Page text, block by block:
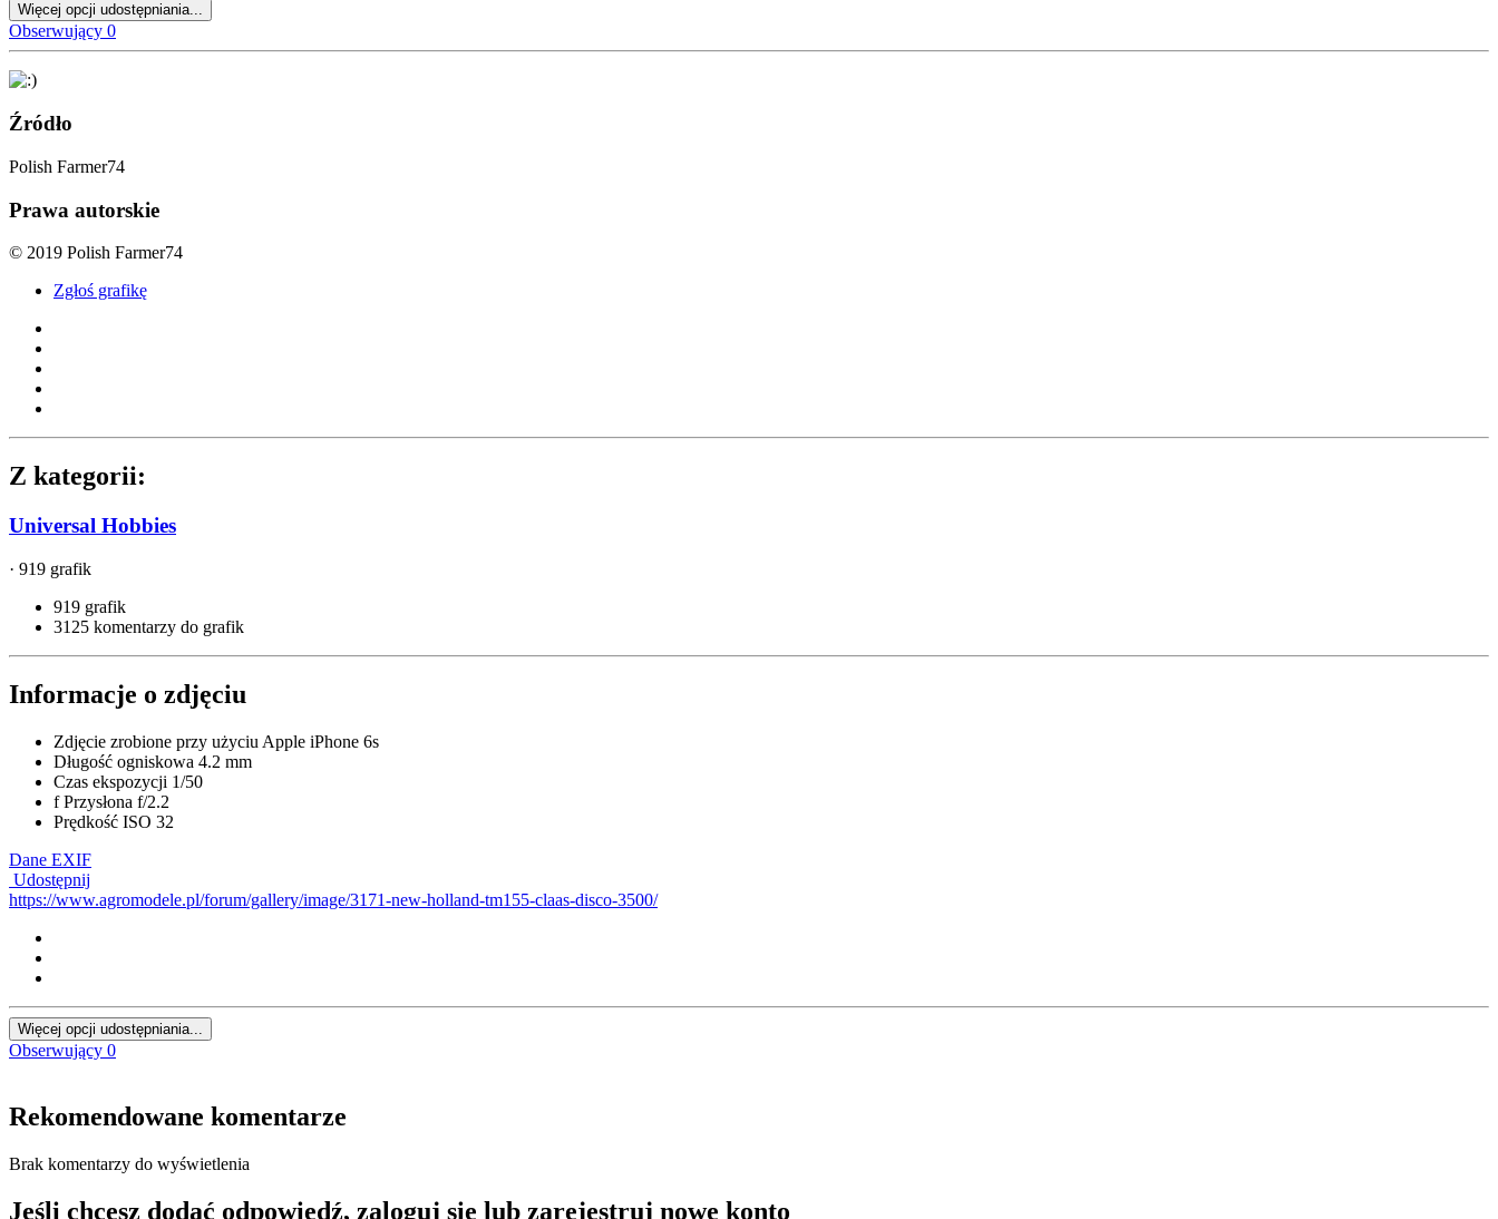
Więcej opcji udostępniania...
Obserwujący 0
Źródło
Polish Farmer74
Prawa autorskie
© 2019 Polish Farmer74
Zgłoś grafikę
Z kategorii:
Universal Hobbies
· 919 grafik
919 grafik
3125 komentarzy do grafik
Informacje o zdjęciu
Zdjęcie zrobione przy użyciu Apple iPhone 6s
Długość ogniskowa 4.2 mm
Czas ekspozycji 1/50
f Przysłona f/2.2
Prędkość ISO 32
Dane EXIF
Udostępnij
https://www.agromodele.pl/forum/gallery/image/3171-new-holland-tm155-claas-disco-3500/
Więcej opcji udostępniania...
Obserwujący 0
Rekomendowane komentarze
Brak komentarzy do wyświetlenia
Jeśli chcesz dodać odpowiedź, zaloguj się lub zarejestruj nowe konto